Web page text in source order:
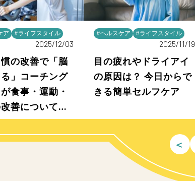
ア #ライフスタイル
2025/12/03
の改善で「脳
」コーチング
食事・運動・
善について解
#ヘルスケア #ライフスタイル
2025/11/19
目の疲れやドライアイ
の原因は？ 今日からで
きる簡単セルフケア
＜